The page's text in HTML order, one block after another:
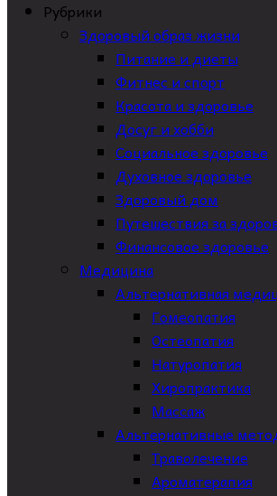
Рубрики
Здоровый образ жизни
Питание и диеты
Фитнес и спорт
Красота и здоровье
Досуг и хобби
Социальное здоровье
Духовное здоровье
Здоровый дом
Путешествия за
Финансовое здоровье
Медицина
Альтернативная
Гомеопатия
Остеопатия
Натуропатия
Хиропрактика
Массаж
Альтернативные
Траволечение
Ароматерапия